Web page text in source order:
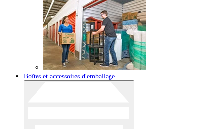
Boîtes et accessoires d'emballage